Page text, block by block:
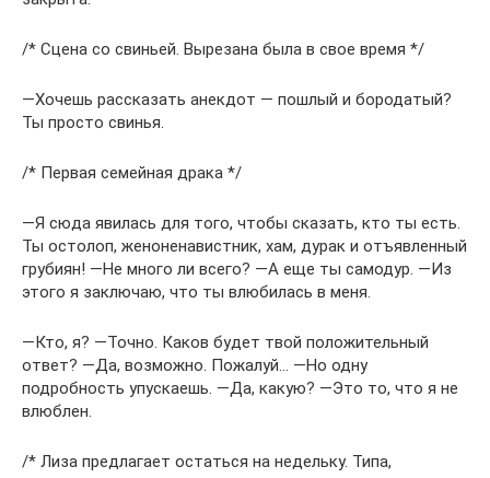
/* Сцена со свиньей. Вырезана была в свое время */
―Хочешь рассказать анекдот — пошлый и бородатый?
Ты просто свинья.
/* Первая семейная драка */
―Я сюда явилась для того, чтобы сказать, кто ты есть.
Ты остолоп, женоненавистник, хам, дурак и отъявленный
грубиян! ―Не много ли всего? ―А еще ты самодур. ―Из
этого я заключаю, что ты влюбилась в меня.
―Кто, я? ―Точно. Каков будет твой положительный
ответ? ―Да, возможно. Пожалуй… ―Но одну
подробность упускаешь. ―Да, какую? ―Это то, что я не
влюблен.
/* Лиза предлагает остаться на недельку. Типа,